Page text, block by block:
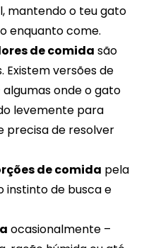
mantendo o teu gato
enquanto come.
de comida são
versões de
onde o gato
levemente para
precisa de resolver
de comida pela
instinto de busca e
ocasionalmente –